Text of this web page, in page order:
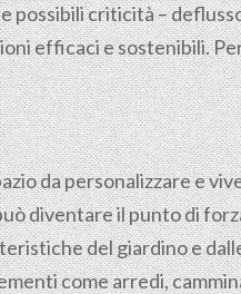
possibili criticità –
efficaci e sostenibili.
da personalizzare e
diventare il punto di
del giardino e
come arredi,